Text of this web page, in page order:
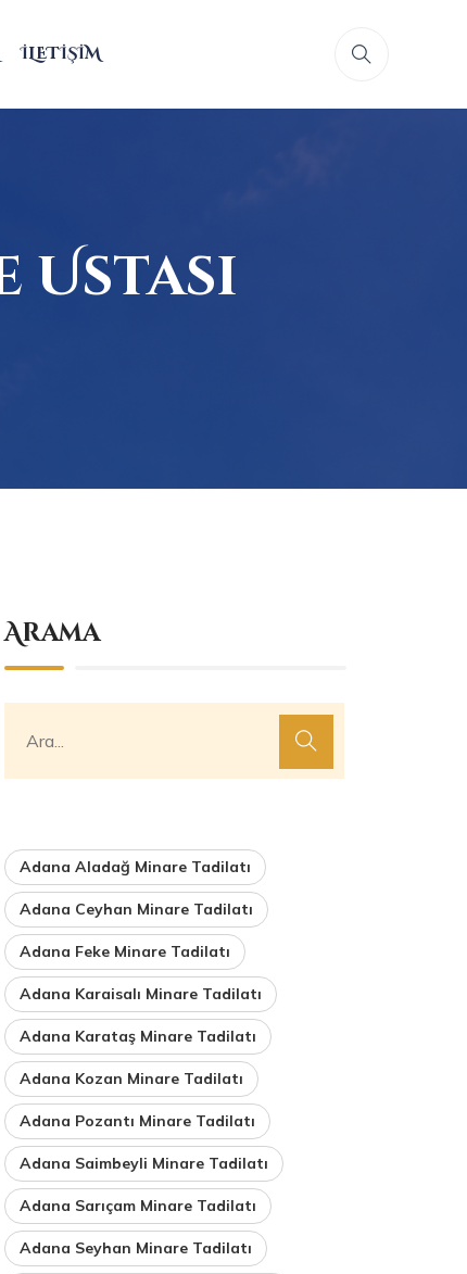
İLETIŞIM
Arama
Adana Aladağ Minare Tadilatı
Adana Ceyhan Minare Tadilatı
Adana Feke Minare Tadilatı
Adana Karaisalı Minare Tadilatı
Adana Karataş Minare Tadilatı
Adana Kozan Minare Tadilatı
Adana Pozantı Minare Tadilatı
Adana Saimbeyli Minare Tadilatı
Adana Sarıçam Minare Tadilatı
Adana Seyhan Minare Tadilatı